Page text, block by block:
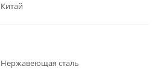
Китай
Нержавеющая сталь